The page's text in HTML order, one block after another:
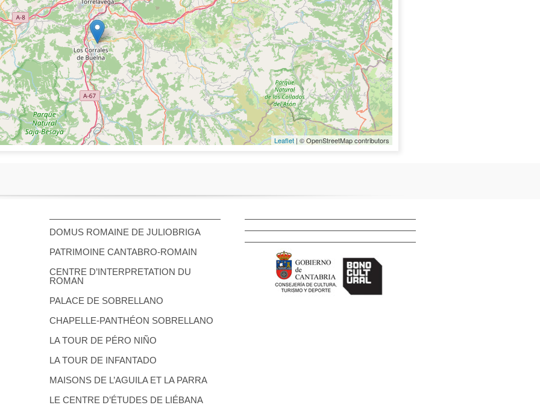
Leaflet | © OpenStreetMap contributors
DOMUS ROMAINE DE JULIOBRIGA
PATRIMOINE CANTABRO-ROMAIN
CENTRE D’INTERPRETATION DU
ROMAN
PALACE DE SOBRELLANO
CHAPELLE-PANTHÉON SOBRELLANO
LA TOUR DE PÉRO NIÑO
LA TOUR DE INFANTADO
MAISONS DE L’AGUILA ET LA PARRA
LE CENTRE D’ÉTUDES DE LIÉBANA